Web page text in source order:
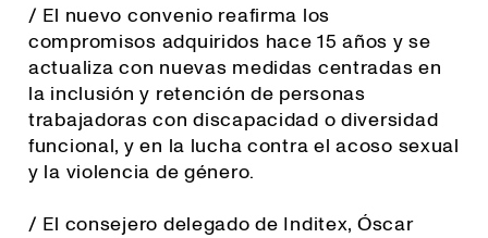
/ El nuevo convenio reafirma los
compromisos adquiridos hace 15 años y se
actualiza con nuevas medidas centradas en
la inclusión y retención de personas
trabajadoras con discapacidad o diversidad
funcional, y en la lucha contra el acoso sexual
y la violencia de género.
/ El consejero delegado de Inditex, Óscar